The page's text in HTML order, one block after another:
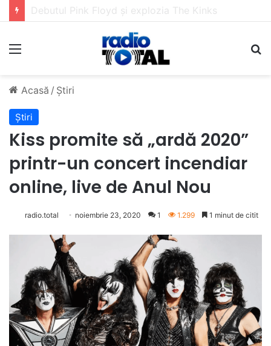
Meniu
Acasă / Știri
Știri
Kiss promite să „ardă 2020”
printr-un concert incendiar
online, live de Anul Nou
radio.total noiembrie 23, 2020 1 1.299 1 minut de citit